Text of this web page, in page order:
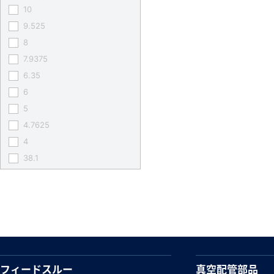
10
9.525
8
7.9375
6.35
6
5
4.7625
4
38.1
フィードスルー 真空配管部品